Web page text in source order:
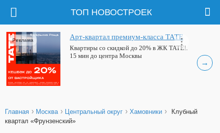
ТОП НОВОСТРОЕК
→
Арт-квартал премиум-класса ТАТЕ
Квартиры со скидкой до 20% в ЖК ТАТЕ!.
15 мин до центра Москвы
Реклама
Главная › Москва › Центральный округ › Хамовники ›
Клубный
квартал «Фрунзенский»